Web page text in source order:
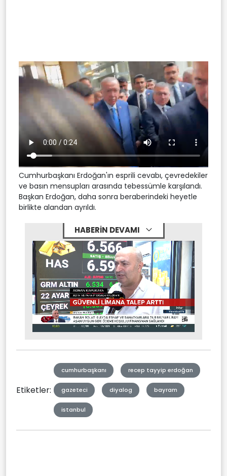
Cumhurbaşkanı Erdoğan'ın esprili cevabı, çevredekiler
ve basın mensupları arasında tebessümle karşılandı.
Başkan Erdoğan, daha sonra beraberindeki heyetle
birlikte alandan ayrıldı.
HABERİN DEVAMI
Mute Stream
Etiketler:
cumhurbaşkanı recep tayyip erdoğan
gazeteci diyalog bayram
istanbul